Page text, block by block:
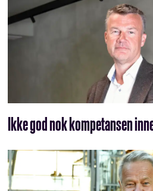
Ikke god nok kompetansen